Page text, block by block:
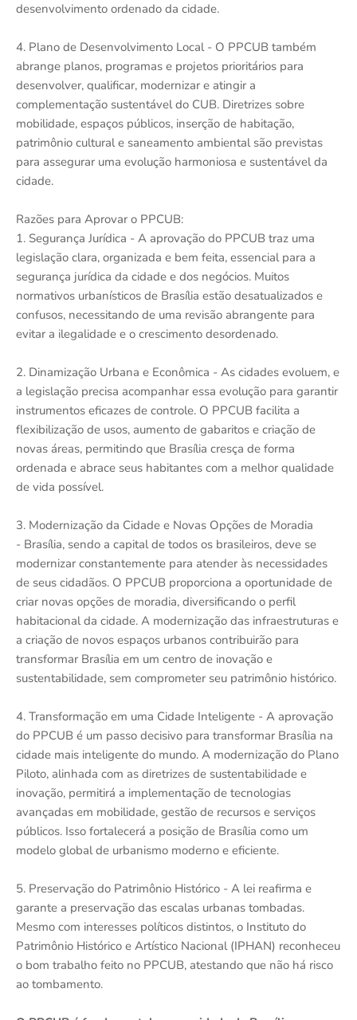
desenvolvimento ordenado da cidade.
4. Plano de Desenvolvimento Local - O PPCUB também
abrange planos, programas e projetos prioritários para
desenvolver, qualificar, modernizar e atingir a
complementação sustentável do CUB. Diretrizes sobre
mobilidade, espaços públicos, inserção de habitação,
patrimônio cultural e saneamento ambiental são previstas
para assegurar uma evolução harmoniosa e sustentável da
cidade.
Razões para Aprovar o PPCUB:
1. Segurança Jurídica - A aprovação do PPCUB traz uma
legislação clara, organizada e bem feita, essencial para a
segurança jurídica da cidade e dos negócios. Muitos
normativos urbanísticos de Brasília estão desatualizados e
confusos, necessitando de uma revisão abrangente para
evitar a ilegalidade e o crescimento desordenado.
2. Dinamização Urbana e Econômica - As cidades evoluem, e
a legislação precisa acompanhar essa evolução para garantir
instrumentos eficazes de controle. O PPCUB facilita a
flexibilização de usos, aumento de gabaritos e criação de
novas áreas, permitindo que Brasília cresça de forma
ordenada e abrace seus habitantes com a melhor qualidade
de vida possível.
3. Modernização da Cidade e Novas Opções de Moradia
- Brasília, sendo a capital de todos os brasileiros, deve se
modernizar constantemente para atender às necessidades
de seus cidadãos. O PPCUB proporciona a oportunidade de
criar novas opções de moradia, diversificando o perfil
habitacional da cidade. A modernização das infraestruturas e
a criação de novos espaços urbanos contribuirão para
transformar Brasília em um centro de inovação e
sustentabilidade, sem comprometer seu patrimônio histórico.
4. Transformação em uma Cidade Inteligente - A aprovação
do PPCUB é um passo decisivo para transformar Brasília na
cidade mais inteligente do mundo. A modernização do Plano
Piloto, alinhada com as diretrizes de sustentabilidade e
inovação, permitirá a implementação de tecnologias
avançadas em mobilidade, gestão de recursos e serviços
públicos. Isso fortalecerá a posição de Brasília como um
modelo global de urbanismo moderno e eficiente.
5. Preservação do Patrimônio Histórico - A lei reafirma e
garante a preservação das escalas urbanas tombadas.
Mesmo com interesses políticos distintos, o Instituto do
Patrimônio Histórico e Artístico Nacional (IPHAN) reconheceu
o bom trabalho feito no PPCUB, atestando que não há risco
ao tombamento.